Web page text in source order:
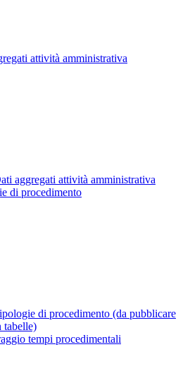
attività amministrativa
aggregati attività amministrativa
di procedimento
di procedimento (da pubblicare
tabelle)
tempi procedimentali